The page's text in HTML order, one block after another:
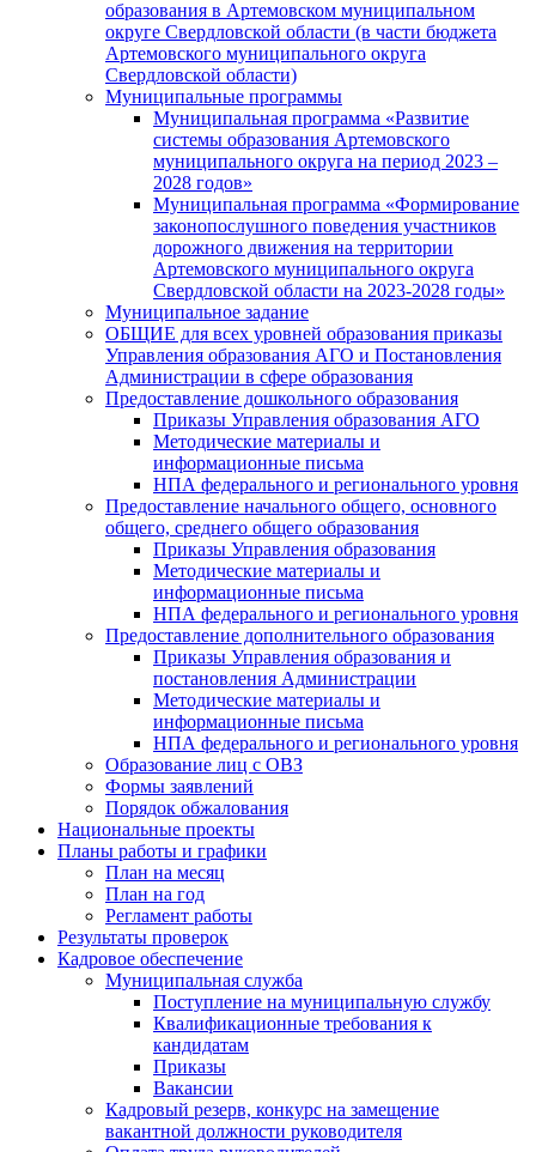
образования в Артемовском муниципальном
округе Свердловской области (в части бюджета
Артемовского муниципального округа
Свердловской области)
Муниципальные программы
Муниципальная программа «Развитие
системы образования Артемовского
муниципального округа на период 2023 –
2028 годов»
Муниципальная программа «Формирование
законопослушного поведения участников
дорожного движения на территории
Артемовского муниципального округа
Свердловской области на 2023-2028 годы»
Муниципальное задание
ОБЩИЕ для всех уровней образования приказы
Управления образования АГО и Постановления
Администрации в сфере образования
Предоставление дошкольного образования
Приказы Управления образования АГО
Методические материалы и
информационные письма
НПА федерального и регионального уровня
Предоставление начального общего, основного
общего, среднего общего образования
Приказы Управления образования
Методические материалы и
информационные письма
НПА федерального и регионального уровня
Предоставление дополнительного образования
Приказы Управления образования и
постановления Администрации
Методические материалы и
информационные письма
НПА федерального и регионального уровня
Образование лиц с ОВЗ
Формы заявлений
Порядок обжалования
Национальные проекты
Планы работы и графики
План на месяц
План на год
Регламент работы
Результаты проверок
Кадровое обеспечение
Муниципальная служба
Поступление на муниципальную службу
Квалификационные требования к
кандидатам
Приказы
Вакансии
Кадровый резерв, конкурс на замещение
вакантной должности руководителя